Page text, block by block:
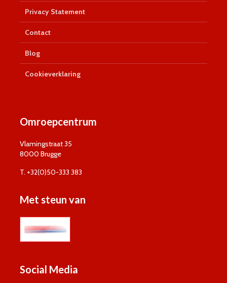
Privacy Statement
Contact
Blog
Cookieverklaring
Omroepcentrum
Vlamingstraat 35
8000 Brugge
T. +32(0)50-333 383
Met steun van
Social Media